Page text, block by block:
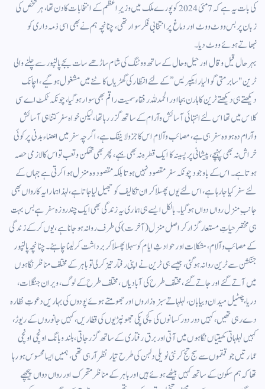
کی بات یہ ہے کہ 7 مئی 2024 کو پورے ملک میں وزیرِ اعظم کے انتخابات کا دن تھا، ہر شخص کی
زبان پر بس ووٹ ووٹ اور دماغ پر انتخابی فکر سوار تھی، چنانچہ ہم نے بھی اسی ذمہ داری کو
نبھاتے ہوئے ووٹ دیا۔
بہر حال قیل وقال اور حیل وحال کے ساتھ ووٹنگ کی شام ساڑھے سات بجے پالنپور سے چلنے والی
ٹرین "سابرمتی گوالیار ایکپریس” کے لئے انتظار کی گھڑیاں کاٹنے میں مشغول ہوگیے،اچانک
دیکھتے ہی دیکھتے ٹرین کا ہارن بجا اور الحمد للہ رفقاء سمیت راقم بھی سوار ہوگیا، چونکہ ٹکٹ اے سی
کلاس میں تھا اس لئے انتہائی آسائش وآرام کے ساتھ گزر رہا تھا، لیکن خواہ سفر کتنا ہی آسائش
وآرام دہ ہو وہ سفر ہی ہے، مصائب وآلام اس کا جزو لاینفک ہے، اگرچہ سفر میں اعضاء بدنی پر کوئی
خراش نہ بھی پہنچے، پیشانی پر پسینہ کا ایک قطرہ نہ بھی بہے، پھر بھی تھکن وتعب تو اس کا لازمی حصہ
ہوتا ہے۔ اس کے باوجود چونکہ سفر مقصود نہیں ہوتا بلکہ مقصود وہ منزل ہوا کرتی ہے جہاں کے
لئے سفر کیا جارہا ہے، اس لئے یوں پھسلا کر ان تکالیف کو جھیل لیا جاتا ہے، لہذا ہمارا یہ کارواں بھی
جانبِ منزل رواں دواں ہوگیا۔ بالکل ایسے ہی ہماری یہ زندگی بھی ایک چند روزہ سفر ہے بس بہت
ہی مختصر حیاتِ مستعار گزار کر اصل منزل(آخرت) کی طرف روانہ ہوجانا ہے، یوں کرکے زندگی
کے مصائب وآلام،مشکلات اور حوادثِ ایام کو سہلا پھسلا کر برداشت کرلینا چاہئے۔ چنانچہ پالنپور
جنکشن سے ٹرین روانہ ہوگئی، جیسے ہی ٹرین نے اپنی رفتار تیز کرلی تو باہر کے مختلف مناظر نگاہوں
میں آتے گئے اور جاتے گئے، مختلف طرح کی آبادیاں، مختلف طرح کے لوگ، ویران جنگلات،
دریا، چٹیل میدان وبیابان، لہلہاتے سبزہ زاروں اور جھومتے ہوئے پودوں کی بہاریں دعوتِ نظارہ
دے رہی تھیں، کہیں دور دور کسانوں کی کچی پکی جھونپڑیوں کی قطاریں، کہیں جانوروں کے ریوڑ،
کہیں لہلہاتی کھیتیاں نگاہوں میں آتی اور برق رفتاری کے ساتھ گزر جاتی، بلند وبانگ اونچی اونچی
عمارتیں جو قمقموں سے سج تج کر نئی نویلی دلہن کی طرح تیار نظر آرہی تھی، ہمیں ایسا محسوس ہورہا
تھا کہ ہم سکون کے ساتھ کہیں بیٹھے ہوئے ہیں اور باہر کے مناظر متحرک اور رواں دواں پیچھے